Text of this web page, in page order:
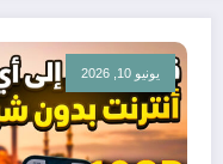
يونيو 10, 2026